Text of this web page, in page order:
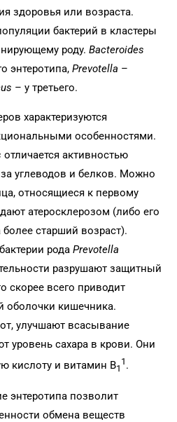
здоровья или возраста.
бактерий в кластеры
роду.Bacteroides
энтеротипа,Prevotella –
– у третьего.
характеризуются
особенностями.
отличается активностью
углеводов и белков. Можно
относящиеся к первому
атеросклерозом (либо его
старший возраст).
родаPrevotella
разрушают защитный
скорее всего приводит
оболочки кишечника.
улучшают всасывание
уровень сахара в крови. Они
кислоту и витамин B1
1 .
энтеротипа позволит
обмена веществ